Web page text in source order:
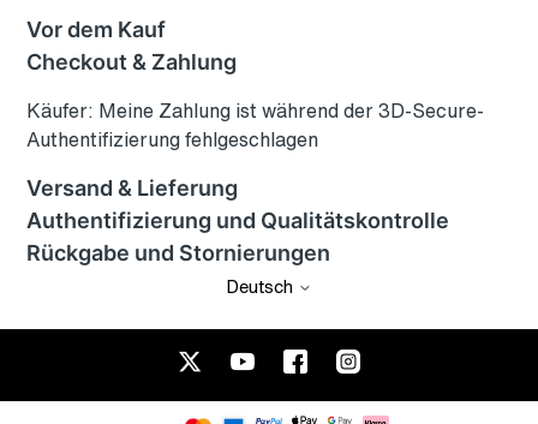
Vor dem Kauf
Checkout & Zahlung
Käufer: Meine Zahlung ist während der 3D-Secure-
Authentifizierung fehlgeschlagen
Versand & Lieferung
Authentifizierung und Qualitätskontrolle
Rückgabe und Stornierungen
Deutsch